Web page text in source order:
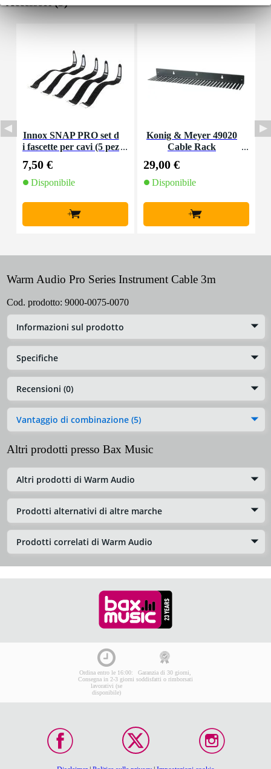
Innox SNAP PRO set d
i fascette per cavi (5 pez
7,50 €
Disponibile
+
Konig & Meyer 49020
Cable Rack
29,00 €
Disponibile
+
Warm Audio Pro Series Instrument Cable 3m
Cod. prodotto: 9000-0075-0070
Informazioni sul prodotto
Specifiche
Recensioni (0)
Vantaggio di combinazione (5)
Altri prodotti presso Bax Music
Altri prodotti di Warm Audio
Prodotti alternativi di altre marche
Prodotti correlati di Warm Audio
Ordina entro le 16:00:
Consegna in 2-3 giorni
lavorativi (se
disponibile)
Garanzia di 30 giorni,
soddisfatti o rimborsati